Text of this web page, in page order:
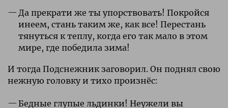
Да прекрати же ты упорствовать! Покройся
инеем, стань таким же, как все! Перестань
тянуться к теплу, когда его так мало в этом
мире, где победила зима!
И тогда Подснежник заговорил. Он поднял свою
нежную головку и тихо произнёс:
Бедные глупые льдинки! Неужели вы